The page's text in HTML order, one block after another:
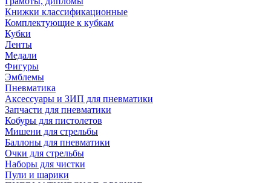
Книжки классификационные
Комплектующие к кубкам
Кубки
Ленты
Медали
Фигуры
Эмблемы
Пневматика
Аксессуары и ЗИП для пневматики
Запчасти для пневматики
Кобуры для пистолетов
Мишени для стрельбы
Баллоны для пневматики
Очки для стрельбы
Наборы для чистки
Пули и шарики